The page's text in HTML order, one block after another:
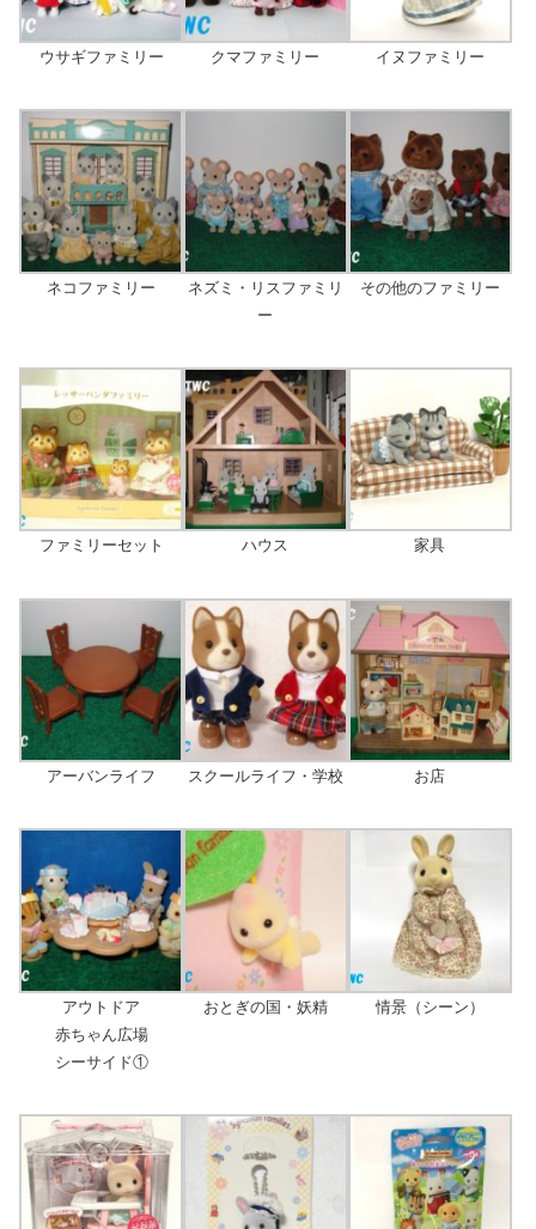
ウサギファミリー クマファミリー イヌファミリー
ネコファミリー
ネズミ・リスファミリ
ー
その他のファミリー
ファミリーセット ハウス 家具
アーバンライフ スクールライフ・学校 お店
アウトドア
赤ちゃん広場
シーサイド①
おとぎの国・妖精 情景（シーン）